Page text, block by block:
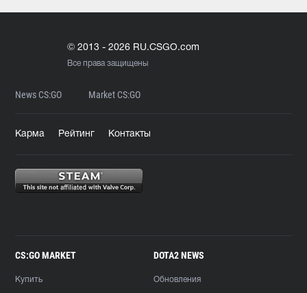
© 2013 - 2026 RU.CSGO.com
Все права защищены
News CS:GO Market CS:GO
Карма Рейтинг Контакты
CS:GO MARKET
Купить
DOTA2 NEWS
Обновления